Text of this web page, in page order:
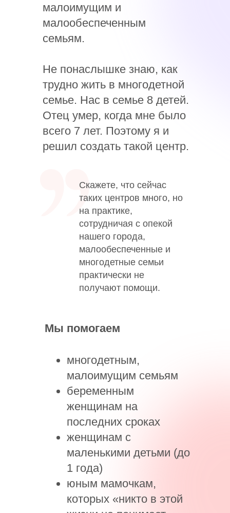
малоимущим и
малообеспеченным
семьям.
Не понаслышке знаю, как
трудно жить в многодетной
семье. Нас в семье 8 детей.
Отец умер, когда мне было
всего 7 лет. Поэтому я и
решил создать такой центр.
Скажeте, что сейчас
таких центров много, но
на практике,
сотрудничая с опекой
нашего города,
малообеспеченные и
многодетные семьи
практически не
получают помощи.
многодетным,
малоимущим семьям
беременным
женщинам на
последних сроках
женщинам с
маленькими детьми (до
1 года)
юным мамочкам,
которых «никто в этой
Мы помогаем